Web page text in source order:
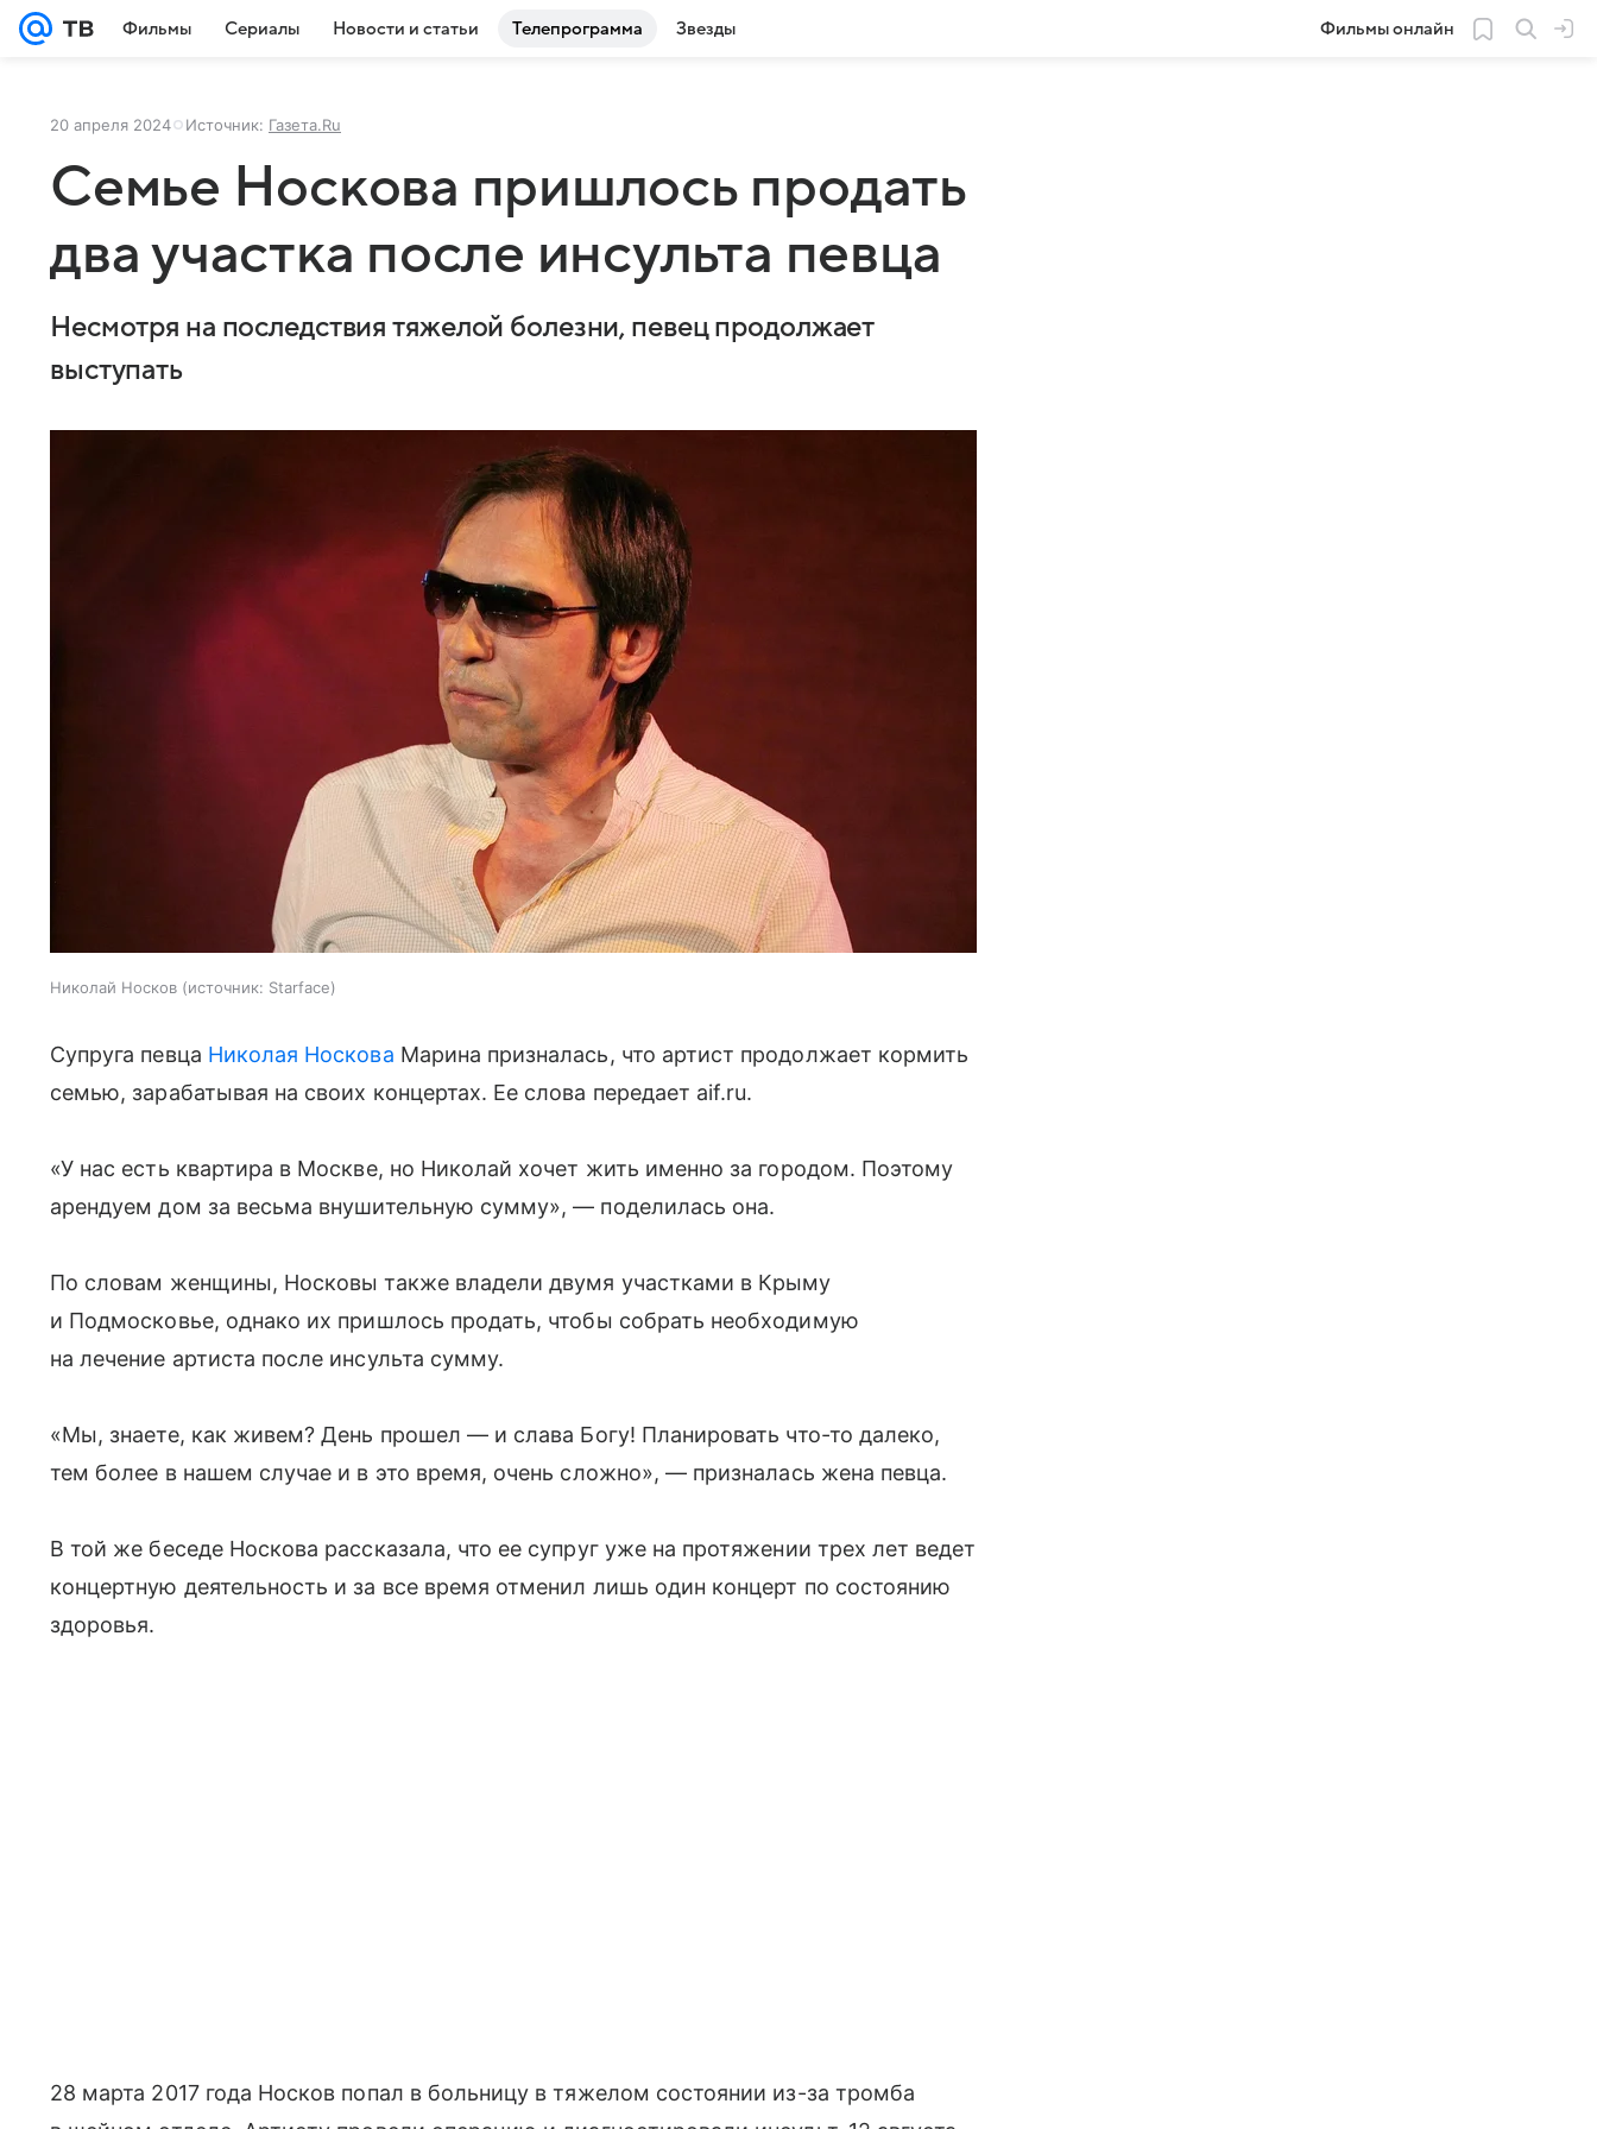
Фильмы Сериалы Новости и статьи Телепрограмма Звезды Фильмы онлайн
20 апреля 2024 Источник: Газета.Ru
Семье Носкова пришлось продать
два участка после инсульта певца
Несмотря на последствия тяжелой болезни, певец продолжает
выступать
Николай Носков источник: Starface
Супруга певца Николая Носкова Марина призналась, что артист продолжает кормить
семью, зарабатывая на своих концертах. Ее слова передает aif.ru.
«У нас есть квартира в Москве, но Николай хочет жить именно за городом. По­этому
арендуем дом за весьма внушительную сумму», — поделилась она.
По словам женщины, Носковы также владели двумя участками в Крыму
и Подмосковье, однако их пришлось продать, чтобы собрать необходимую
на лечение артиста после инсульта сумму.
«Мы, знаете, как живем? День прошел — и слава Богу! Планировать что-то далеко,
тем более в нашем случае и в это время, очень сложно», — призналась жена певца.
В той же беседе Носкова рассказала, что ее супруг уже на протяжении трех лет ведет
концертную деятельность и за все время отменил лишь один концерт по состоянию
здоровья.
28 марта 2017 года Носков попал в больницу в тяжелом состоянии из-за тромба